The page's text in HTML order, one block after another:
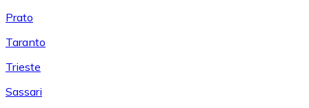
Prato
Taranto
Trieste
Sassari